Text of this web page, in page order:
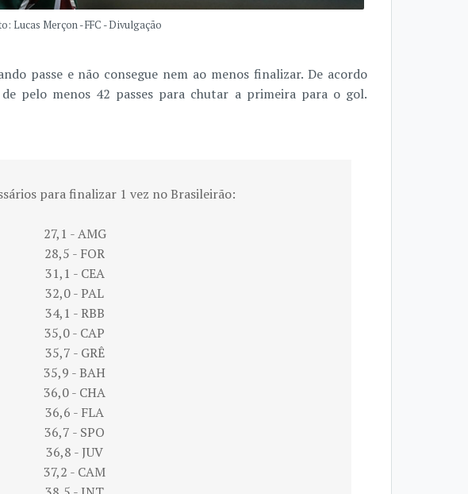
Lucas Merçon - FFC - Divulgação
passe e não consegue nem ao menos finalizar. De acordo
pelo menos 42 passes para chutar a primeira para o gol.
para finalizar 1 vez no Brasileirão:
27,1 - AMG
28,5 - FOR
31,1 - CEA
32,0 - PAL
34,1 - RBB
35,0 - CAP
35,7 - GRÊ
35,9 - BAH
36,0 - CHA
36,6 - FLA
36,7 - SPO
36,8 - JUV
37,2 - CAM